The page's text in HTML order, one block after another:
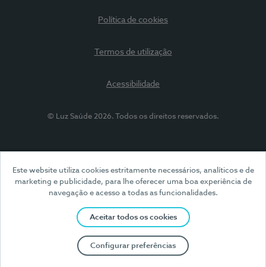
Este website utiliza cookies estritamente necessários, analíticos e de
marketing e publicidade, para lhe oferecer uma boa experiência de
navegação e acesso a todas as funcionalidades.
Aceitar todos os cookies
Configurar preferências
Política de cookies
Termos de utilização
Acessibilidade
© Luz Saúde 2026. Todos os direitos reservados.